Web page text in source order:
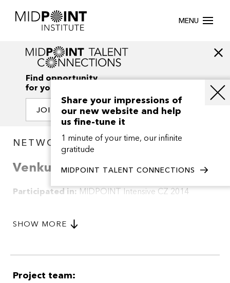
MENU
Find opportunity
for your creativity
JOIN OUR NETWORK
NETWORK / PROJECTS
Venku
Participated in: MIDPOINT Intensive CZ 2014
Synopsis of this project is not available.
SHOW MORE
Project team:
Share your impressions of
our new website and help
us fine-tune it
1 minute of your time, our infinite
gratitude
MIDPOINT TALENT CONNECTIONS